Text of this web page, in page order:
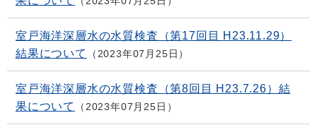
室戸海洋深層水の水質検査（第17回目 H23.11.29）
結果について
2023年07月25日
室戸海洋深層水の水質検査（第8回目 H23.7.26）結
果について
2023年07月25日